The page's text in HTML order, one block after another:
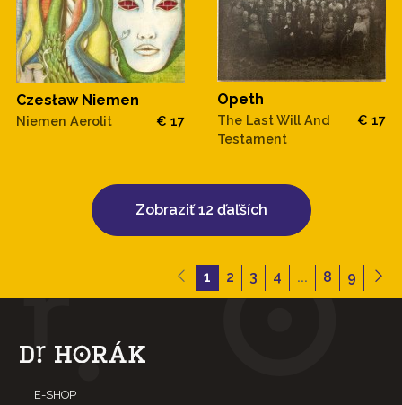
Czesław Niemen
Niemen Aerolit € 17
Opeth
The Last Will And
Testament
€ 17
Zobraziť 12 ďaľších
1 2 3 4 ... 8 9
E-SHOP